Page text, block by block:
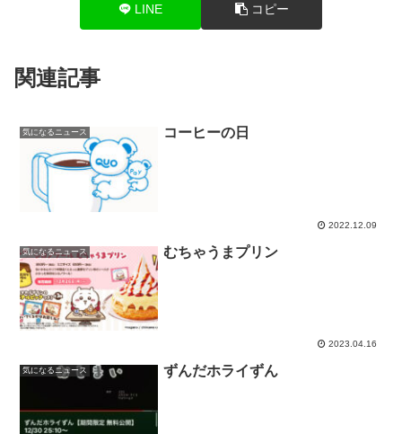
LINE コピー
関連記事
気になるニュース コーヒーの日
2022.12.09
気になるニュース むちゃうまプリン
2023.04.16
気になるニュース ずんだホライずん